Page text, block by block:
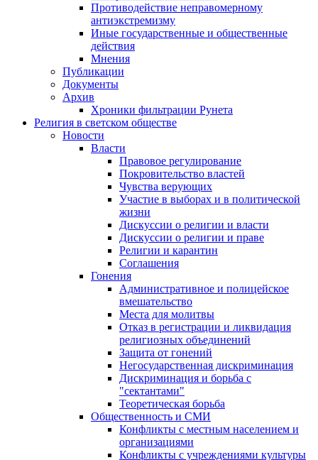
Противодействие неправомерному
антиэкстремизму
Иные государственные и общественные
действия
Мнения
Публикации
Документы
Архив
Хроники фильтрации Рунета
Религия в светском обществе
Новости
Власти
Правовое регулирование
Покровительство властей
Чувства верующих
Участие в выборах и в политической
жизни
Дискуссии о религии и власти
Дискуссии о религии и праве
Религии и карантин
Соглашения
Гонения
Административное и полицейское
вмешательство
Места для молитвы
Отказ в регистрации и ликвидация
религиозных объединений
Защита от гонений
Негосударственная дискриминация
Дискриминация и борьба с
"сектантами"
Теоретическая борьба
Общественность и СМИ
Конфликты с местным населением и
организациями
Конфликты с учреждениями культуры